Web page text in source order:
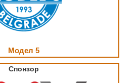
Модел 5
Спонзор